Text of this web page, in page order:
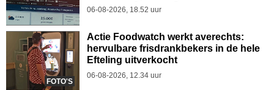
06-08-2026, 18.52 uur
FOTO'S
Actie Foodwatch werkt averechts:
hervulbare frisdrankbekers in de hele
Efteling uitverkocht
06-08-2026, 12.34 uur